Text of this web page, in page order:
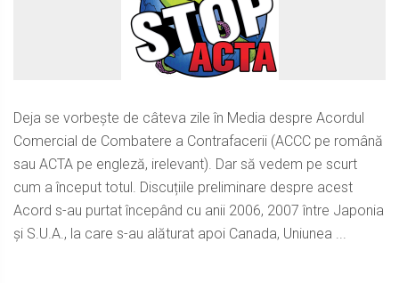
Deja se vorbește de câteva zile în Media despre Acordul
Comercial de Combatere a Contrafacerii (ACCC pe română
sau ACTA pe engleză, irelevant). Dar să vedem pe scurt
cum a început totul. Discuțiile preliminare despre acest
Acord s-au purtat începând cu anii 2006, 2007 între Japonia
și S.U.A., la care s-au alăturat apoi Canada, Uniunea ...